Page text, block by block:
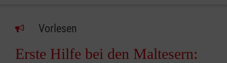
Vorlesen
Erste Hilfe bei den Maltesern: